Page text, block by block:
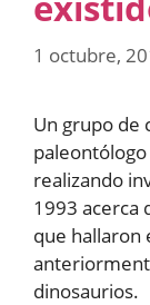
1 octubre,
Un grupo de
paleontólogo
realizando
1993 acerca
que hallaron
dinosaurios.